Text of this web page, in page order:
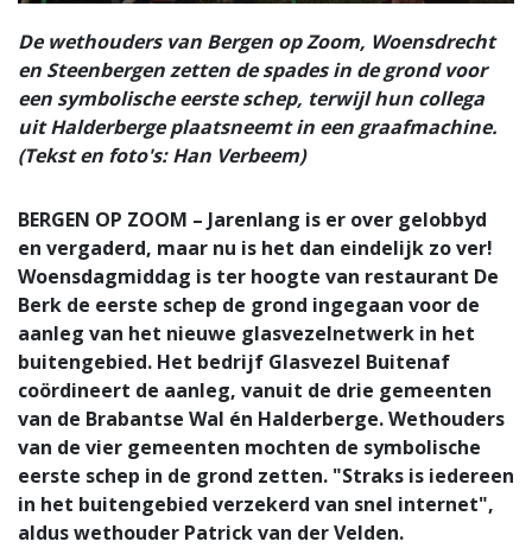
De wethouders van Bergen op Zoom, Woensdrecht
en Steenbergen zetten de spades in de grond voor
een symbolische eerste schep, terwijl hun collega
uit Halderberge plaatsneemt in een graafmachine.
(Tekst en foto's: Han Verbeem)
BERGEN OP ZOOM – Jarenlang is er over gelobbyd
en vergaderd, maar nu is het dan eindelijk zo ver!
Woensdagmiddag is ter hoogte van restaurant De
Berk de eerste schep de grond ingegaan voor de
aanleg van het nieuwe glasvezelnetwerk in het
buitengebied. Het bedrijf Glasvezel Buitenaf
coördineert de aanleg, vanuit de drie gemeenten
van de Brabantse Wal én Halderberge. Wethouders
van de vier gemeenten mochten de symbolische
eerste schep in de grond zetten. "Straks is iedereen
in het buitengebied verzekerd van snel internet",
aldus wethouder Patrick van der Velden.